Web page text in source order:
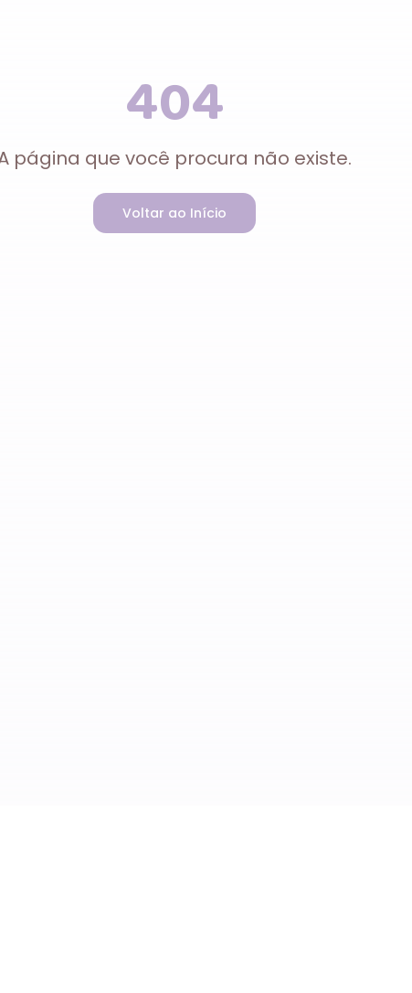
404
página que você procura não existe.
Voltar ao Início